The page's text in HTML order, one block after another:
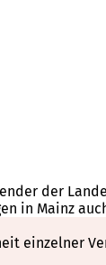
der
in Mainz
einzelner